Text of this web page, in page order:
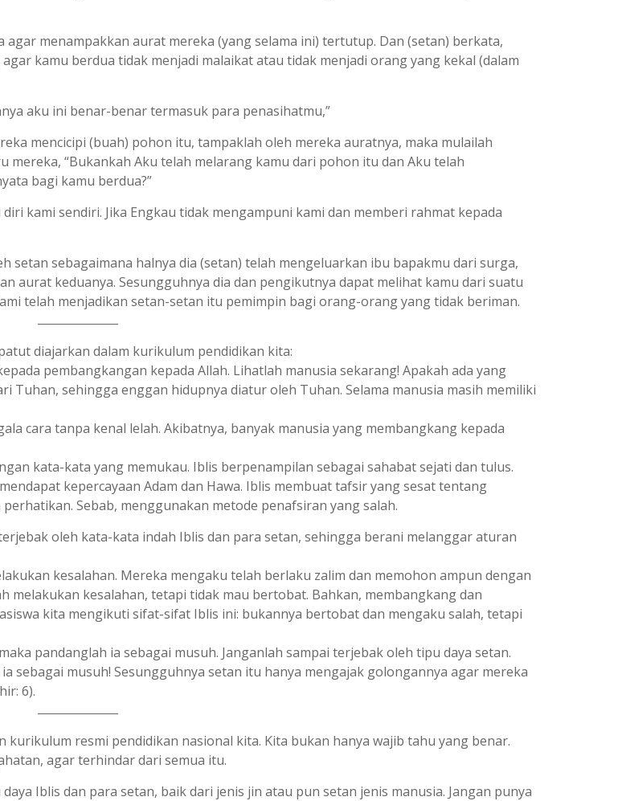
menampakkan aurat mereka (yang selama ini) tertutup. Dan (setan) berkata,
kamu berdua tidak menjadi malaikat atau tidak menjadi orang yang kekal (dalam
aku ini benar-benar termasuk para penasihatmu,”
mencicipi (buah) pohon itu, tampaklah oleh mereka auratnya, maka mulailah
“Bukankah Aku telah melarang kamu dari pohon itu dan Aku telah
bagi kamu berdua?”
kami sendiri. Jika Engkau tidak mengampuni kami dan memberi rahmat kepada
setan sebagaimana halnya dia (setan) telah mengeluarkan ibu bapakmu dari surga,
aurat keduanya. Sesungguhnya dia dan pengikutnya dapat melihat kamu dari suatu
telah menjadikan setan-setan itu pemimpin bagi orang-orang yang tidak beriman.
diajarkan dalam kurikulum pendidikan kita:
pembangkangan kepada Allah. Lihatlah manusia sekarang! Apakah ada yang
Tuhan, sehingga enggan hidupnya diatur oleh Tuhan. Selama manusia masih memiliki
cara tanpa kenal lelah. Akibatnya, banyak manusia yang membangkang kepada
kata-kata yang memukau. Iblis berpenampilan sebagai sahabat sejati dan tulus.
kepercayaan Adam dan Hawa. Iblis membuat tafsir yang sesat tentang
Sebab, menggunakan metode penafsiran yang salah.
oleh kata-kata indah Iblis dan para setan, sehingga berani melanggar aturan
kesalahan. Mereka mengaku telah berlaku zalim dan memohon ampun dengan
melakukan kesalahan, tetapi tidak mau bertobat. Bahkan, membangkang dan
kita mengikuti sifat-sifat Iblis ini: bukannya bertobat dan mengaku salah, tetapi
pandanglah ia sebagai musuh. Janganlah sampai terjebak oleh tipu daya setan.
sebagai musuh! Sesungguhnya setan itu hanya mengajak golongannya agar mereka
6).
resmi pendidikan nasional kita. Kita bukan hanya wajib tahu yang benar.
agar terhindar dari semua itu.
Iblis dan para setan, baik dari jenis jin atau pun setan jenis manusia. Jangan punya